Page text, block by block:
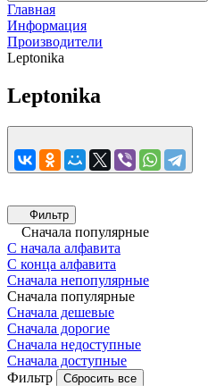
Главная
Информация
Производители
Leptonika
Leptonika
Фильтр
Сначала популярные
С начала алфавита
С конца алфавита
Сначала непопулярные
Сначала популярные
Сначала дешевые
Сначала дорогие
Сначала недоступные
Сначала доступные
Фильтр
Сбросить все